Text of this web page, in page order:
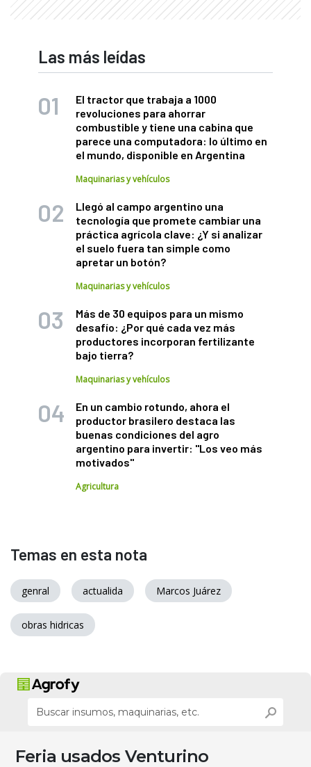
Las más leídas
El tractor que trabaja a 1000
revoluciones para ahorrar
combustible y tiene una cabina que
parece una computadora: lo último en
el mundo, disponible en Argentina
Maquinarias y vehículos
Llegó al campo argentino una
tecnología que promete cambiar una
práctica agrícola clave: ¿Y si analizar
el suelo fuera tan simple como
apretar un botón?
Maquinarias y vehículos
Más de 30 equipos para un mismo
desafío: ¿Por qué cada vez más
productores incorporan fertilizante
bajo tierra?
Maquinarias y vehículos
En un cambio rotundo, ahora el
productor brasilero destaca las
buenas condiciones del agro
argentino para invertir: "Los veo más
motivados"
Agricultura
Temas en esta nota
genral actualida Marcos Juárez
obras hidricas
Feria usados Venturino